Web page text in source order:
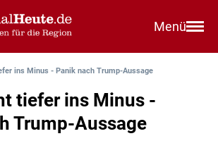
Menü
ins Minus - Panik nach Trump-Aussage
tiefer ins Minus -
Trump-Aussage